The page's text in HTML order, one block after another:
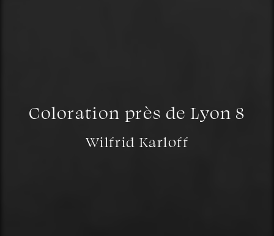
Coloration près de Lyon 8
Wilfrid Karloff